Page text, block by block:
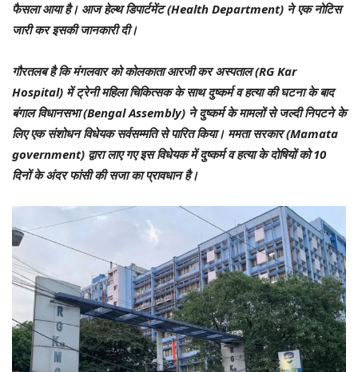
फैसला आया है। आज हेल्थ डिपार्टमेंट (Health Department) ने एक नोटिस
जारी कर इसकी जानकारी दी।
गौरतलब है कि मंगलवार को कोलकाता आरजी कर अस्पताल (RG Kar
Hospital) में ट्रेनी महिला चिकित्सक के साथ दुष्कर्म व हत्या की घटना के बाद
बंगाल विधानसभा (Bengal Assembly) ने दुष्कर्म के मामलों से जल्दी निपटने के
लिए एक संशोधन विधेयक सर्वसम्मति से पारित किया। ममता सरकार (Mamata
government) द्वारा लाए गए इस विधेयक में दुष्कर्म व हत्या के दोषियों को 10
दिनों के अंदर फांसी की सजा का प्रावधान है।